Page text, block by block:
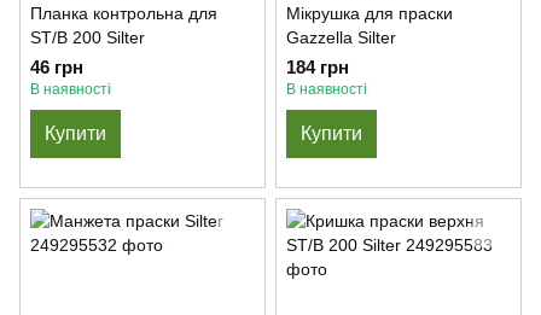
Планка контрольна для
ST/B 200 Silter
46 грн
В наявності
Купити
Мікрушка для праски
Gazzella Silter
184 грн
В наявності
Купити